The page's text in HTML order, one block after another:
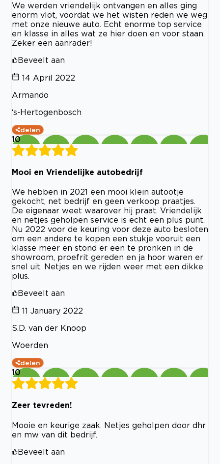
We werden vriendelijk ontvangen en alles ging
enorm vlot, voordat we het wisten reden we weg
met onze nieuwe auto. Echt enorme top service
en klasse in alles wat ze hier doen en voor staan.
Zeker een aanrader!
Beveelt aan
14 April 2022
Armando
‘s-Hertogenbosch
delen
10
Mooi en Vriendelijke autobedrijf
We hebben in 2021 een mooi klein autootje
gekocht, net bedrijf en geen verkoop praatjes.
De eigenaar weet waarover hij praat. Vriendelijk
en netjes geholpen service is echt een plus punt.
Nu 2022 voor de keuring voor deze auto besloten
om een andere te kopen een stukje vooruit een
klasse meer en stond er een te pronken in de
showroom, proefrit gereden en ja hoor waren er
snel uit. Netjes en we rijden weer met een dikke
plus.
Beveelt aan
11 January 2022
S.D. van der Knoop
Woerden
delen
10
Zeer tevreden!
Mooie en keurige zaak. Netjes geholpen door dhr
en mw van dit bedrijf.
Beveelt aan